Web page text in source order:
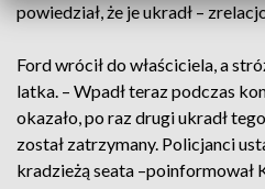
powiedział, że je ukradł –
Ford wrócił do właściciela, a
latka. – Wpadł teraz podczas
okazało, po raz drugi ukradł
został zatrzymany. Policjanci
kradzieżą seata –poinformował